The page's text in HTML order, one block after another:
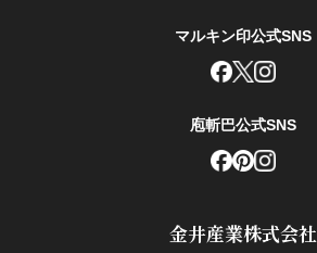
金井産業株式会社
マルキン印公式SNS
庖斬巴公式SNS